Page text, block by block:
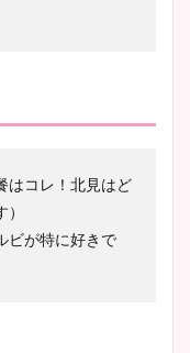
はコレ！北見はど
ビが特に好きで